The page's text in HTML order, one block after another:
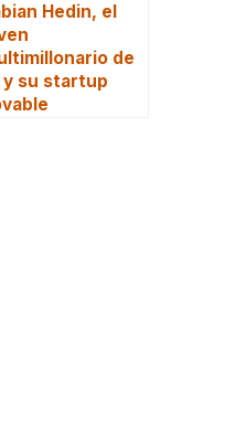
Hedin, el
de
y su startup